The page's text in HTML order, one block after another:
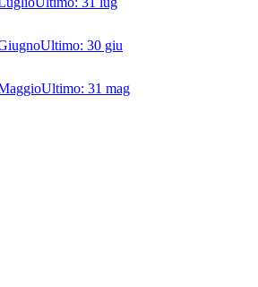
Ultimo: 30 giu
Ultimo: 31 mag